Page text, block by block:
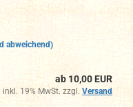
abweichend)
ab 10,00 EUR
inkl. 19% MwSt. zzgl. Versand